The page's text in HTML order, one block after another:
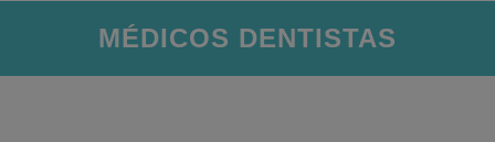
MÉDICOS DENTISTAS